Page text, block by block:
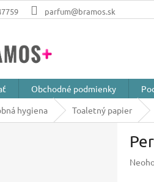
parfum@bramos.sk
Obchodné podmienky
hygiena Toaletný papier